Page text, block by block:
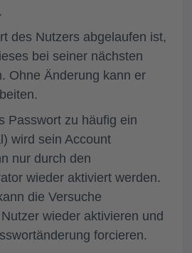
des Nutzers abgelaufen ist,
bei seiner nächsten
Ohne Änderung kann er
Passwort zu häufig ein
wird sein Account
nur durch den
wieder aktiviert werden.
die Versuche
wieder aktivieren und
forcieren.